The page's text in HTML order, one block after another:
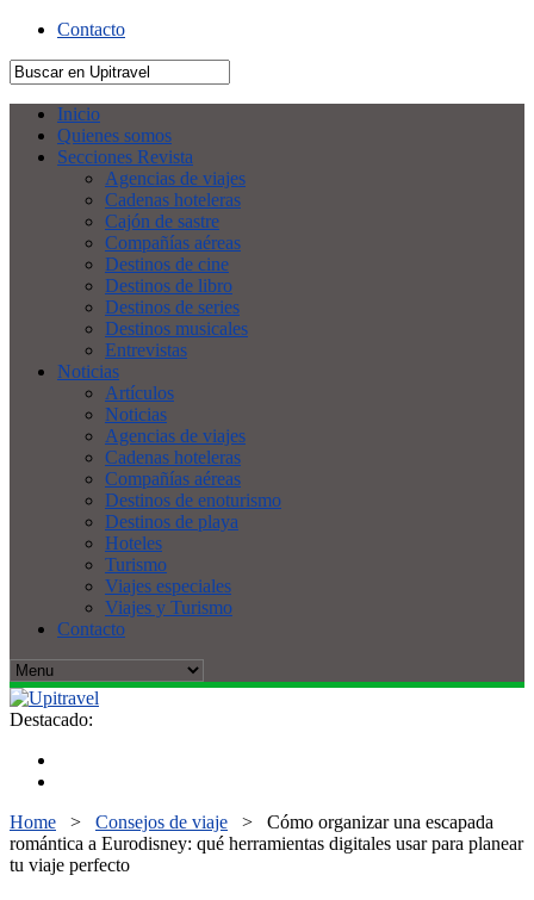
Contacto
Inicio
Quienes somos
Secciones Revista
Agencias de viajes
Cadenas hoteleras
Cajón de sastre
Compañías aéreas
Destinos de cine
Destinos de libro
Destinos de series
Destinos musicales
Entrevistas
Noticias
Artículos
Noticias
Agencias de viajes
Cadenas hoteleras
Compañías aéreas
Destinos de enoturismo
Destinos de playa
Hoteles
Turismo
Viajes especiales
Viajes y Turismo
Contacto
Destacado:
Home > Consejos de viaje > Cómo organizar una escapada
romántica a Eurodisney: qué herramientas digitales usar para planear
tu viaje perfecto